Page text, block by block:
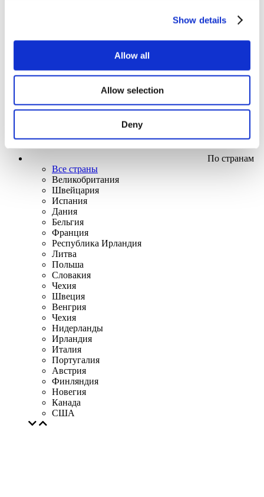
Show details
Allow all
Allow selection
Deny
По странам
Все страны
Великобритания
Швейцария
Испания
Дания
Бельгия
Франция
Республика Ирландия
Литва
Польша
Словакия
Чехия
Швеция
Венгрия
Чехия
Нидерланды
Ирландия
Италия
Португалия
Австрия
Финляндия
Новегия
Канада
США